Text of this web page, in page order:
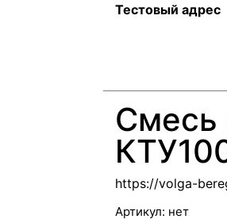
Тестовый адрес
Смесь
https://volga-
Артикул: нет